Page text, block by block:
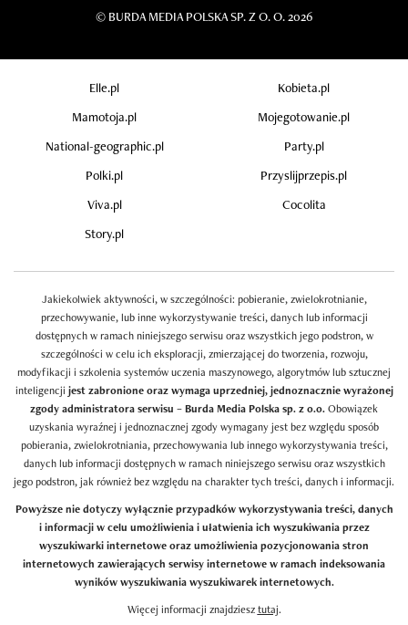
© BURDA MEDIA POLSKA SP. Z O. O. 2026
Elle.pl
Kobieta.pl
Mamotoja.pl
Mojegotowanie.pl
National-geographic.pl
Party.pl
Polki.pl
Przyslijprzepis.pl
Viva.pl
Cocolita
Story.pl
Jakiekolwiek aktywności, w szczególności: pobieranie, zwielokrotnianie,
przechowywanie, lub inne wykorzystywanie treści, danych lub informacji
dostępnych w ramach niniejszego serwisu oraz wszystkich jego podstron, w
szczególności w celu ich eksploracji, zmierzającej do tworzenia, rozwoju,
modyfikacji i szkolenia systemów uczenia maszynowego, algorytmów lub sztucznej
inteligencji jest zabronione oraz wymaga uprzedniej, jednoznacznie wyrażonej
zgody administratora serwisu – Burda Media Polska sp. z o.o.Obowiązek
uzyskania wyraźnej i jednoznacznej zgody wymagany jest bez względu sposób
pobierania, zwielokrotniania, przechowywania lub innego wykorzystywania treści,
danych lub informacji dostępnych w ramach niniejszego serwisu oraz wszystkich
jego podstron, jak również bez względu na charakter tych treści, danych i informacji.
Powyższe nie dotyczy wyłącznie przypadków wykorzystywania treści, danych
i informacji w celu umożliwienia i ułatwienia ich wyszukiwania przez
wyszukiwarki internetowe oraz umożliwienia pozycjonowania stron
internetowych zawierających serwisy internetowe w ramach indeksowania
wyników wyszukiwania wyszukiwarek internetowych.
Więcej informacji znajdziesztutaj.